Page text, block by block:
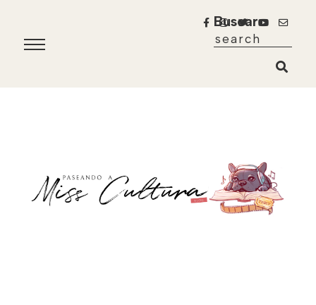
Buscar